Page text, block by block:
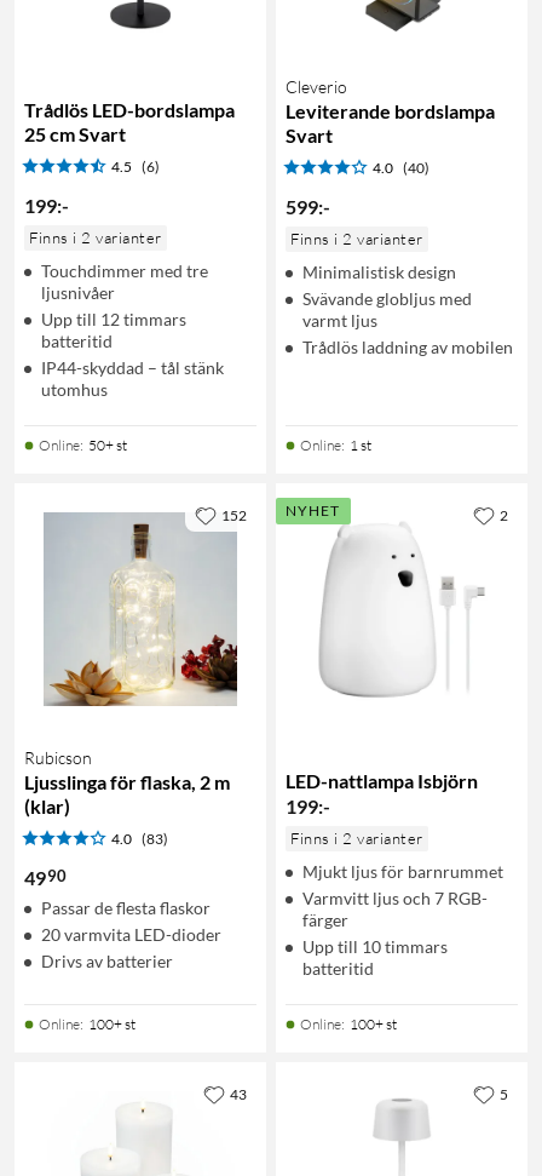
Trådlös LED-bordslampa
25 cm Svart
4.5 (6)
199:-
Finns i 2 varianter
Touchdimmer med tre
ljusnivåer
Upp till 12 timmars
batteritid
IP44-skyddad – tål stänk
utomhus
Online: 50+ st
Cleverio
Leviterande bordslampa
Svart
4.0 (40)
599:-
Finns i 2 varianter
Minimalistisk design
Svävande globljus med
varmt ljus
Trådlös laddning av mobilen
Online: 1 st
Rubicson
Ljusslinga för flaska, 2 m
(klar)
4.0 (83)
4990
Passar de flesta flaskor
20 varmvita LED-dioder
Drivs av batterier
Online: 100+ st
152 NYHET
LED-nattlampa Isbjörn
199:-
Finns i 2 varianter
Mjukt ljus för barnrummet
Varmvitt ljus och 7 RGB-
färger
Upp till 10 timmars
batteritid
Online: 100+ st
2
43 5